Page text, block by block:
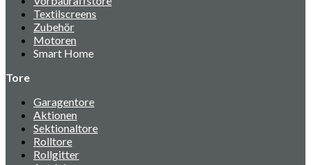
Textilscreens
Zubehör
Motoren
Smart Home
Tore
Garagentore
Aktionen
Sektionaltore
Rolltore
Rollgitter